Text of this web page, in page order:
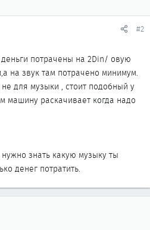
#2
потрачены на 2Din/ овую
на звук там потрачено минимум.
для музыки , стоит подобный у
машину раскачивает когда надо
знать какую музыку ты
денег потратить.